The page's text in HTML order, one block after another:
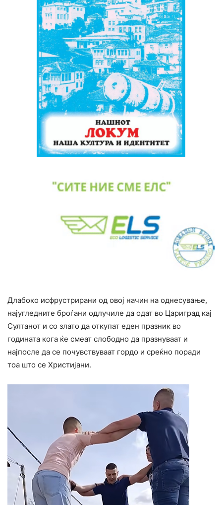
Длабоко исфрустрирани од овој начин на однесување,
најугледните броѓани одлучиле да одат во Цариград кај
Султанот и со злато да откупат еден празник во
годината кога ќе смеат слободно да празнуваат и
најпосле да се почувствуваат гордо и среќно поради
тоа што се Христијани.